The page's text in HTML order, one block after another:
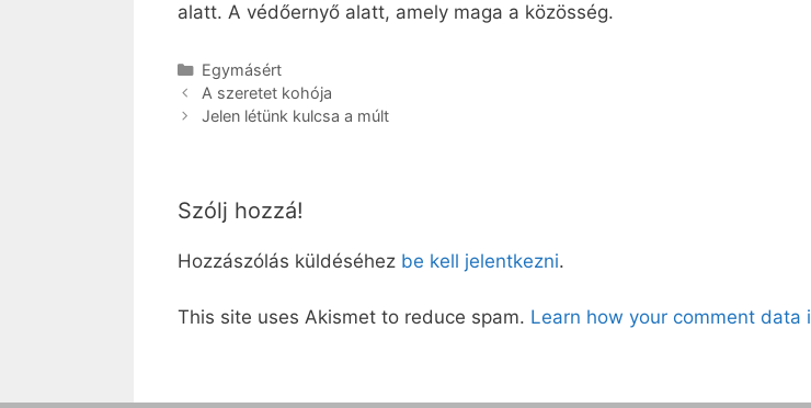
alatt. A védőernyő alatt, amely maga a közösség.
Kategória
Egymásért
A szeretet kohója
Jelen létünk kulcsa a múlt
Szólj hozzá!
Hozzászólás küldéséhez be kell jelentkezni.
This site uses Akismet to reduce spam. Learn how your comment data